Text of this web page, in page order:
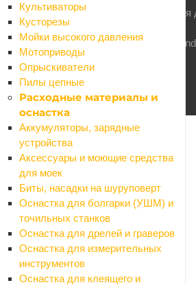
Культиваторы
Кусторезы
Мойки высокого давления
Мотоприводы
Опрыскиватели
Пилы цепные
Расходные материалы и
оснастка
Аккумуляторы, зарядные
устройства
Аксессуары и моющие средства
для моек
Биты, насадки на шуруповерт
Оснастка для болгарки (УШМ) и
точильных станков
Оснастка для дрелей и граверов
Оснастка для измерительных
инструментов
Оснастка для клеящего и
2026 © Комфорт: магазин товаров для
строительства
This site is protected by reCAPTCHA
PolicyandTerms of Service
Каталог
Каталог
Назад
Стройматериалы
Назад
Алюминиевые листы и профиля
Профили алюминиевые